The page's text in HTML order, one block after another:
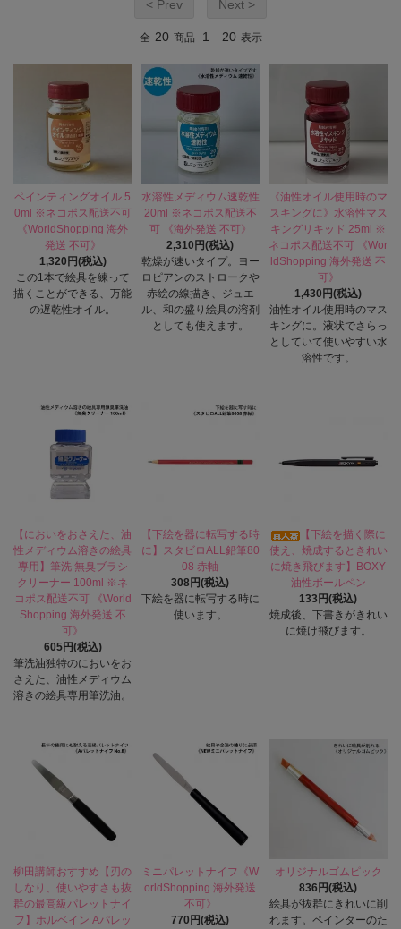
< Prev Next >
全 20 商品 1 - 20 表示
ペインティングオイル 5
0ml ※ネコポス配送不可
《WorldShopping 海外
発送 不可》
1,320円(税込)
この1本で絵具を練って
描くことができる、万能
の遅乾性オイル。
水溶性メディウム速乾性
20ml ※ネコポス配送不
可 《海外発送 不可》
2,310円(税込)
乾燥が速いタイプ。ヨー
ロピアンのストロークや
赤絵の線描き、ジュエ
ル、和の盛り絵具の溶剤
としても使えます。
《油性オイル使用時のマ
スキングに》水溶性マス
キングリキッド 25ml ※
ネコポス配送不可 《Wor
ldShopping 海外発送 不
可》
1,430円(税込)
油性オイル使用時のマス
キングに。液状でさらっ
としていて使いやすい水
溶性です。
【においをおさえた、油
性メディウム溶きの絵具
専用】筆洗 無臭ブラシ
クリーナー 100ml ※ネ
コポス配送不可 《World
Shopping 海外発送 不
可》
605円(税込)
筆洗油独特のにおいをお
さえた、油性メディウム
溶きの絵具専用筆洗油。
【下絵を器に転写する時
に】スタビロALL鉛筆80
08 赤軸
308円(税込)
下絵を器に転写する時に
使います。
【下絵を描く際に
使え、焼成するときれい
に焼き飛びます】BOXY
油性ボールペン
133円(税込)
焼成後、下書きがきれい
に焼け飛びます。
柳田講師おすすめ【刃の
しなり、使いやすさも抜
群の最高級パレットナイ
フ】ホルベイン Aパレッ
ミニパレットナイフ《W
orldShopping 海外発送
不可》
770円(税込)
オリジナルゴムピック
836円(税込)
絵具が抜群にきれいに削
れます。ペインターのた